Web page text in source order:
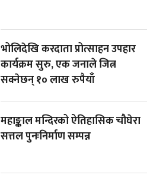
भोलिदेखि करदाता प्रोत्साहन उपहार
कार्यक्रम सुरु, एक जनाले जित्न
सक्नेछन् १० लाख रुपैयाँ
महाङ्काल मन्दिरको ऐतिहासिक चौघेरा
सत्तल पुनःनिर्माण सम्पन्न